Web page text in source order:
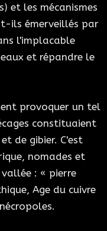
et les mécanismes
ils émerveillés par
l'implacable
et répandre le
provoquer un tel
constituaient
de gibier. C'est
nomades et
: « pierre
Age du cuivre